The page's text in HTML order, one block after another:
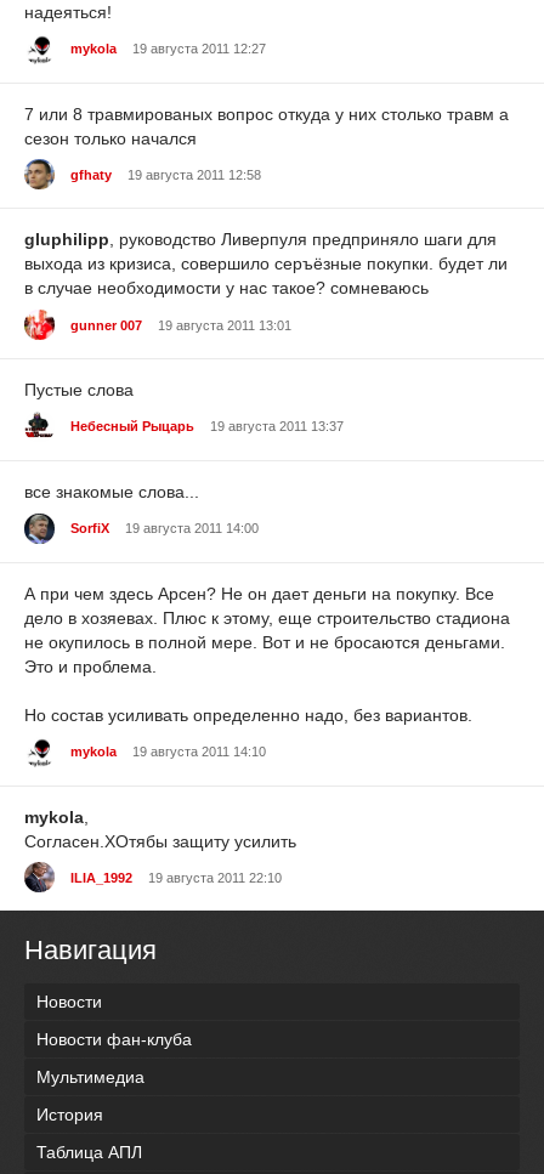
надеяться!
mykola 19 августа 2011 12:27
7 или 8 травмированых вопрос откуда у них столько травм а
сезон только начался
gfhaty 19 августа 2011 12:58
gluphilipp, руководство Ливерпуля предприняло шаги для
выхода из кризиса, совершило серъёзные покупки. будет ли
в случае необходимости у нас такое? сомневаюсь
gunner 007 19 августа 2011 13:01
Пустые слова
Небесный Рыцарь 19 августа 2011 13:37
все знакомые слова...
SorfiX 19 августа 2011 14:00
А при чем здесь Арсен? Не он дает деньги на покупку. Все
дело в хозяевах. Плюс к этому, еще строительство стадиона
не окупилось в полной мере. Вот и не бросаются деньгами.
Это и проблема.
Но состав усиливать определенно надо, без вариантов.
mykola 19 августа 2011 14:10
mykola
Согласен.ХОтябы защиту усилить
ILIA_1992 19 августа 2011 22:10
Навигация
Новости
Новости фан-клуба
Мультимедиа
История
Таблица АПЛ